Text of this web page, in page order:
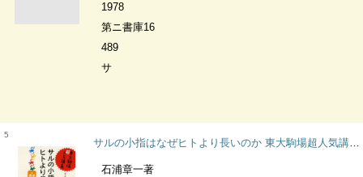
1978
第ニ書庫16
489
サ
5
サルの小指はなぜヒトより長いのか 東大駒場超人気講義 運命を左右する遺伝子のたくらみ 新潮文庫
石浦章一著